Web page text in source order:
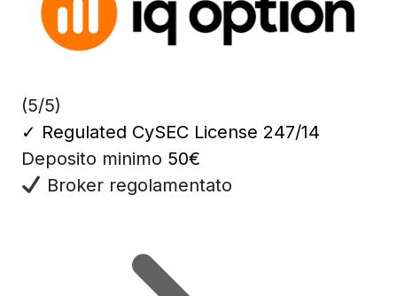
(5/5)
✓ Regulated CySEC License 247/14
Deposito minimo 50€
Broker regolamentato